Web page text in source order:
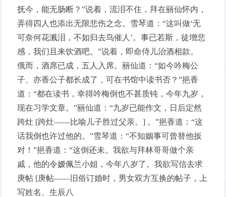
抚今，能无肠断？”说着，流泪不住，拜在丽仙怀内，
弄得四人也添出无限悲伤之念。雪琴道：“这叫做‘无
可奈何花溅泪，不如归去鸟催人’。事已若斯，徒增悲
感，我们且来饮酒吧。”说着，即命侍儿治酒相款。
俄而，酒席已成，五人入席。丽仙道：“如今吟梅公
子、亦香公子都长成了，可在书馆中读书否？”挹香
道：“都在读书，幸得吟梅倒也不甚质钝，今年九岁，
现在习学文章。”丽仙道：“九岁已能作文，日后定然
跨灶 [跨灶——比喻儿子胜过父亲。] 。”挹香道：“这
话我倒也许过他的。”雪琴道：“不知姻事可曾替他扳
对！”挹香道：“这倒还未。我欲与拜林哥哥做个亲
戚，他的令嫒佩兰小姐，今年八岁了。我欲写信去求
庚帖 [庚帖——旧俗订婚时，男女双方互换的帖子，上
写姓名、生辰八